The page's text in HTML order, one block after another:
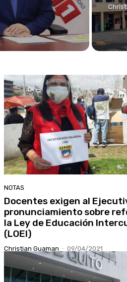
NOTAS
Docentes exigen al
pronunciamiento sobre
la Ley de Educación
(LOEI)
Christian Guaman - 09/04/2021